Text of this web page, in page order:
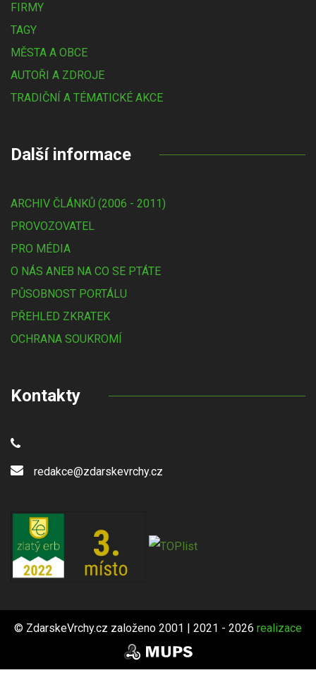
FIRMY
TAGY
MĚSTA A OBCE
AUTOŘI A ZDROJE
TRADIČNÍ A TÉMATICKÉ AKCE
Další informace
ARCHIV ČLÁNKŮ (2006 - 2011)
PROVOZOVATEL
PRO MÉDIA
O NÁS ANEB NA CO SE PTÁTE
PŮSOBNOST PORTÁLU
PŘEHLED ZKRATEK
OCHRANA SOUKROMÍ
Kontakty
redakce@zdarskevrchy.cz
© ZdarskeVrchy.cz založeno 2001 | 2021 - 2026 realizace